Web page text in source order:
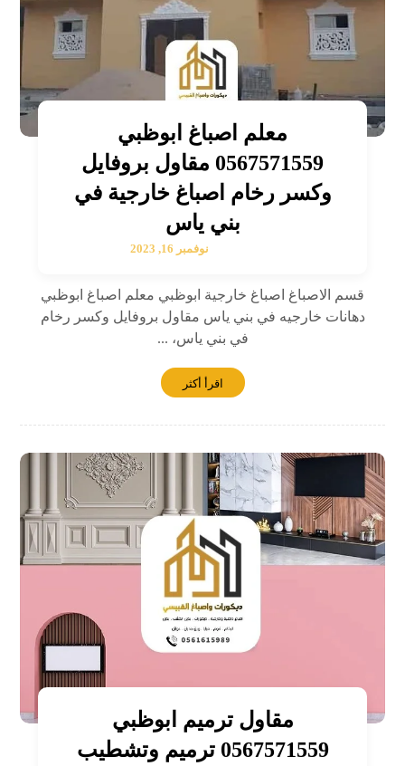
معلم اصباغ ابوظبي
0567571559 مقاول بروفايل
وكسر رخام اصباغ خارجية في
بني ياس
نوفمبر 16, 2023
قسم الاصباغ اصباغ خارجية ابوظبي معلم اصباغ ابوظبي
دهانات خارجيه في بني ياس مقاول بروفايل وكسر رخام
في بني ياس، ...
اقرأ أكثر
مقاول ترميم ابوظبي
0567571559 ترميم وتشطيب